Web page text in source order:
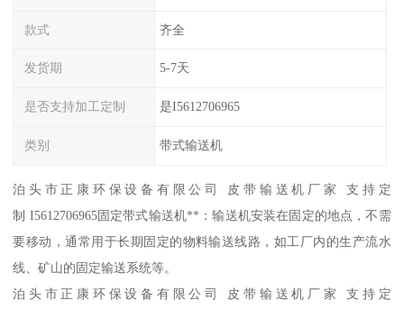
款式 齐全
发货期 5-7天
是否支持加工定制 是I5612706965
类别 带式输送机
泊头市正康环保设备有限公司 皮带输送机厂家 支持定
制 I5612706965固定带式输送机**：输送机安装在固定的地点，不需
要移动，通常用于长期固定的物料输送线路，如工厂内的生产流水
线、矿山的固定输送系统等。
泊头市正康环保设备有限公司 皮带输送机厂家 支持定